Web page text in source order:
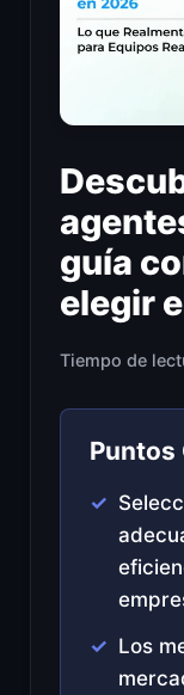
guía
elegir
Tiempo de
Puntos
Los